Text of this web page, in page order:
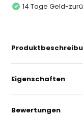
14 Tage Geld-
Eigenschaften
Bewertungen